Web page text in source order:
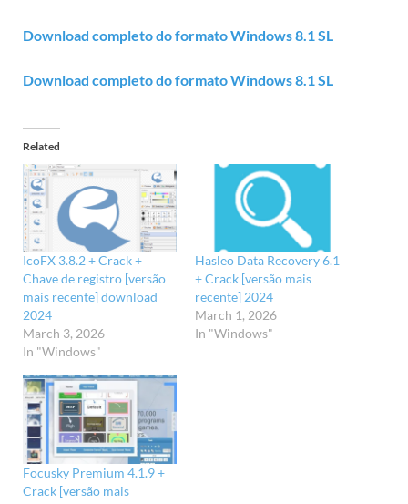
Download completo do formato Windows 8.1 SL
Download completo do formato Windows 8.1 SL
Related
IcoFX 3.8.2 + Crack +
Chave de registro [versão
mais recente] download
2024
March 3, 2026
In "Windows"
Hasleo Data Recovery 6.1
+ Crack [versão mais
recente] 2024
March 1, 2026
In "Windows"
Focusky Premium 4.1.9 +
Crack [versão mais